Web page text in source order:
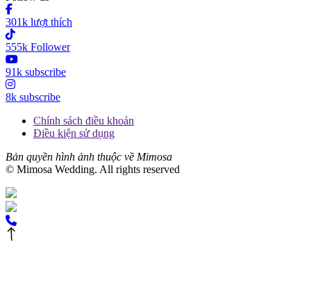
301k lượt thích
555k Follower
91k subscribe
8k subscribe
Chính sách điều khoản
Điều kiện sử dụng
Bản quyền hình ảnh thuộc về Mimosa
© Mimosa Wedding. All rights reserved